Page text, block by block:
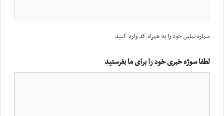
شماره تماس خود را به همراه کد وارد کنید
لطفا سوژه خبری خود را برای ما بفرستید